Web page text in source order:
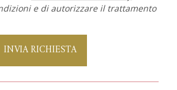
e di autorizzare il trattamento
INVIA RICHIESTA